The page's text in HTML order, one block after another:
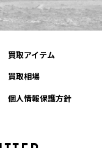
買取アイテム
買取相場
個人情報保護方針